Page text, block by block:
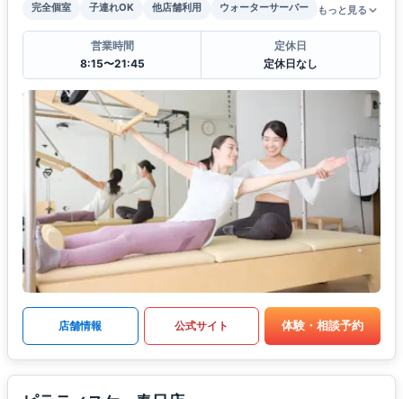
完全個室
子連れOK 他店舗利用 ウォーターサーバー もっと見る
営業時間
8:15〜21:45
定休日
定休日なし
店舗情報 公式サイト 体験・相談予約